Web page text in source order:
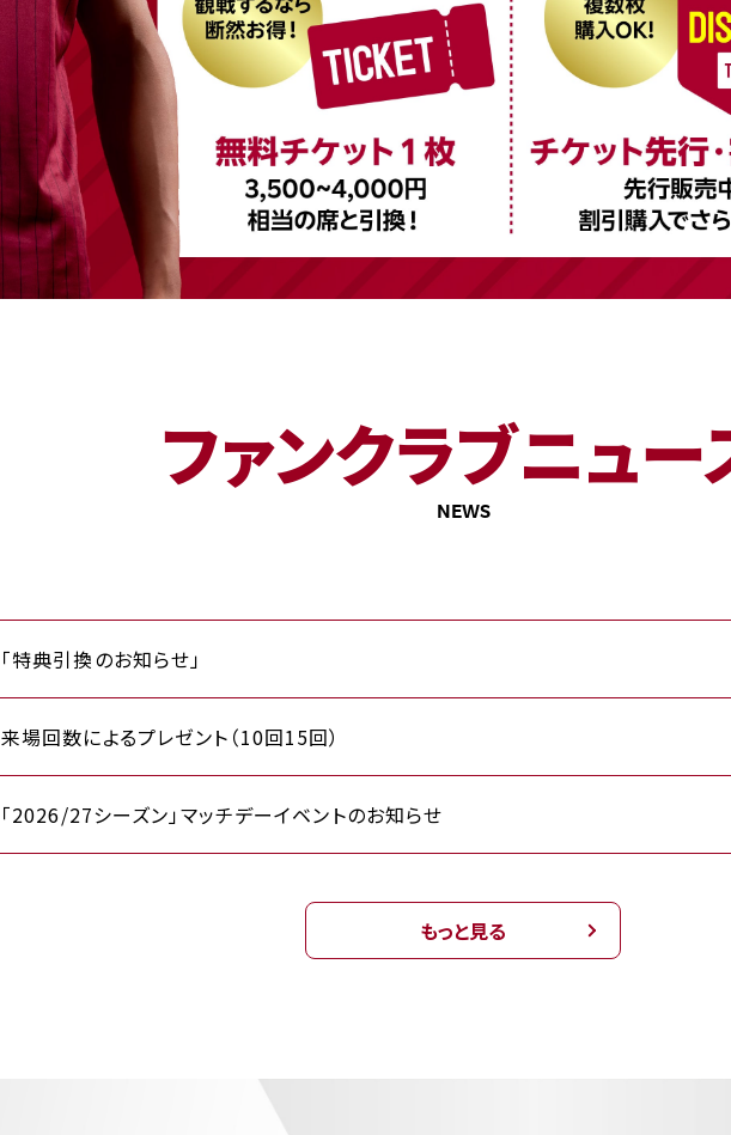
ファンクラブニュー
NEWS
「特典引換のお知らせ」
来場回数によるプレゼント（10回15回）
「2026/27シーズン」マッチデーイベントのお知らせ
もっと見る